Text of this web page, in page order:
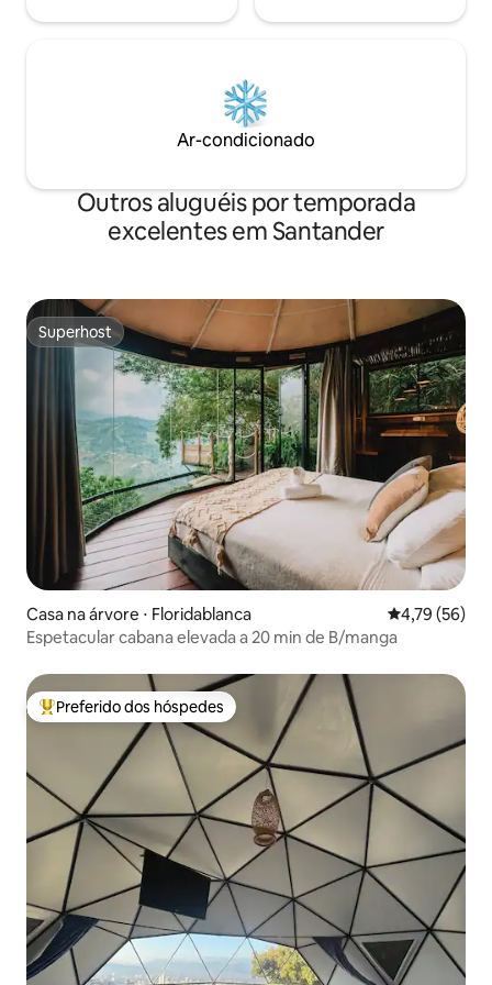
Ar-condicionado
Outros aluguéis por temporada
excelentes em Santander
Superhost
Superhost
Casa na árvore ⋅ Floridablanca 4,79 de uma
4,79 (56)
Espetacular cabana elevada a 20 min de B/manga
Entre os melhores preferidos dos hóspedes
Preferido dos hóspedes